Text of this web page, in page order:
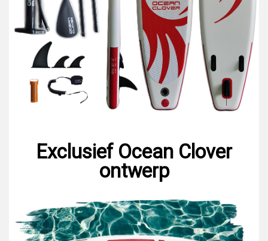
Exclusief Ocean Clover
ontwerp